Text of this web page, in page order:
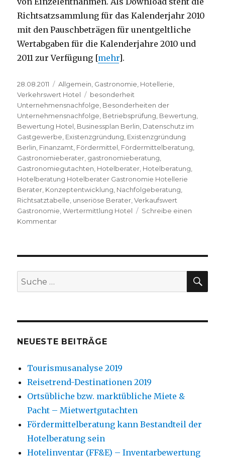
Richtsatzsammlung für das Kalenderjahr 2010
mit den Pauschbeträgen für unentgeltliche
Wertabgaben für die Kalenderjahre 2010 und
2011 zur Verfügung [mehr].
Veröffentlicht
am
28.08.2011 Kategorien
Allgemein Gastronomie Hotellerie
Verkehrswert Hotel
Schlagwörter
besonderheit
Unternehmensnachfolge Besonderheiten der
Unternehmensnachfolge Betriebsprüfung Bewertung
Bewertung Hotel Businessplan Berlin Datenschutz im
Gastgewerbe Existenzgründung Existenzgründung
Berlin Finanzamt Fördermittel Fördermittelberatung
Gastronomieberater gastronomieberatung
Gastronomiegutachten Hotelberater Hotelberatung
Hotelberatung Hotelberater Gastronomie Hotellerie
Berater Konzeptentwicklung Nachfolgeberatung
Richtsatztabelle unseriöse Berater ,Verkaufswert
Gastronomie ,Wertermittlung Hotel
Schreibe einen
Kommentar
unentgeltliche
(Sachentnahmen)
&
Denkfabrik
Suche
nach:
NEUESTE BEITRÄGE
Tourismusanalyse 2019
Reisetrend-Destinationen 2019
Ortsübliche bzw. marktübliche Miete &
Pacht – Mietwertgutachten
Fördermittelberatung kann Bestandteil der
Hotelberatung sein
Hotelinventar (FF&E) – Inventarbewertung